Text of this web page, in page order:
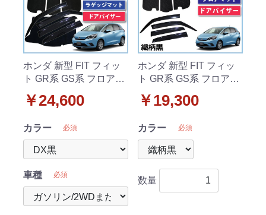
ホンダ 新型 FIT フィッ
ト GR系 GS系 フロアマ
& ドアバイザー セット
￥24,600
カラー 必須
車種 必須
ホンダ 新型 FIT フィッ
ト GR系 GS系 フロアマ
ット 織柄黒 社外新品
￥19,300
カラー 必須
数量